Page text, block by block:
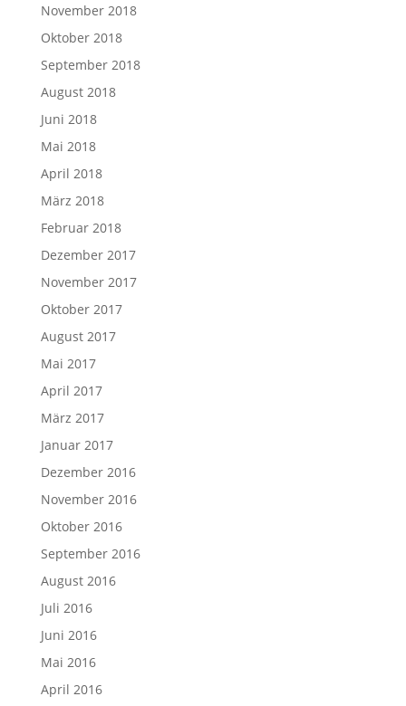
November 2018
Oktober 2018
September 2018
August 2018
Juni 2018
Mai 2018
April 2018
März 2018
Februar 2018
Dezember 2017
November 2017
Oktober 2017
August 2017
Mai 2017
April 2017
März 2017
Januar 2017
Dezember 2016
November 2016
Oktober 2016
September 2016
August 2016
Juli 2016
Juni 2016
Mai 2016
April 2016